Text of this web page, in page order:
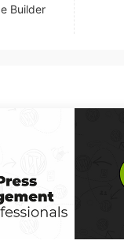
Builder